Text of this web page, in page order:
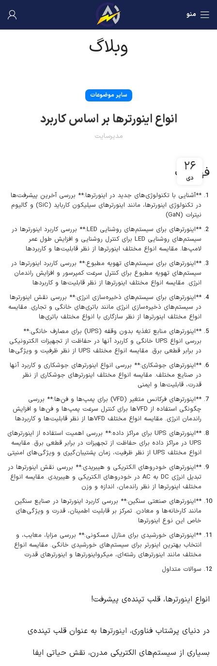
منو
وبلاگ
سایر موضوعات
انواع اینورترها بر اساس کاربرد
مدیرسایت
۲۶
دی
فهرست
**آشنایی با تکنولوژی‌های جدید در اینورترها:** بررسی آخرین پیشرفت‌ها
در تکنولوژی اینورترها، مانند اینورترهای سیلیکون کارباید (SiC) و گالیوم
نیترات (GaN)
**اینورترهای برای سیستم‌های روشنایی LED:** بررسی کاربرد اینورترها در
سیستم‌های روشنایی LED برای کنترل روشنایی و افزایش طول عمر
لامپ‌ها. مقایسه انواع مختلف اینورترها از نظر قابلیت‌ها و کاربردها
**اینورترهای برای سیستم‌های تهویه مطبوع:** بررسی کاربرد اینورترها در
سیستم‌های تهویه مطبوع برای کنترل سرعت کمپرسور و افزایش راندمان
انرژی. مقایسه انواع مختلف اینورترها از نظر قابلیت‌ها و کاربردها
**اینورترهای برای سیستم‌های ذخیره‌سازی انرژی:** بررسی نقش اینورترها
در سیستم‌های ذخیره‌سازی انرژی مانند باتری‌های خانگی و تجاری. مقایسه
انواع مختلف اینورترها از نظر سازگاری با انواع مختلف باتری‌ها
**اینورترهای منابع تغذیه بدون وقفه (UPS) برای مصارف خانگی:**
بررسی انواع UPS خانگی و کاربرد آنها در حفاظت از تجهیزات الکترونیکی
در برابر قطعی برق. مقایسه انواع مختلف UPS از نظر ظرفیت و ویژگی‌ها
**اینورترهای جوشکاری:** بررسی انواع اینورترهای جوشکاری و کاربرد آنها
در صنایع مختلف. مقایسه انواع مختلف اینورترهای جوشکاری از نظر
قدرت، قابلیت‌ها و ایمنی
**اینورترهای فرکانس متغیر (VFD) برای پمپ‌ها و فن‌ها:** بررسی
چگونگی استفاده از VFDها برای کنترل سرعت پمپ‌ها و فن‌ها و افزایش
راندمان انرژی. مقایسه انواع مختلف VFDها از نظر قابلیت‌ها و کاربردها
**اینورترهای UPS برای مراکز داده:** بررسی اهمیت استفاده از اینورترهای
UPS در مراکز داده برای حفاظت از تجهیزات در برابر قطعی برق. مقایسه
انواع مختلف UPS از نظر ظرفیت، زمان پشتیبان‌گیری و ویژگی‌های امنیتی
**اینورترهای خودروهای الکتریکی و هیبریدی:** بررسی نقش اینورترها در
تبدیل انرژی DC به AC در خودروهای الکتریکی و هیبریدی. مقایسه انواع
مختلف اینورترها از نظر راندمان، اندازه و وزن
**اینورترهای صنعتی سنگین:** بررسی کاربرد اینورترها در صنایع سنگین
مانند کارخانه‌ها و معادن. تمرکز بر قابلیت اطمینان، قدرت و ویژگی‌های
خاص این نوع اینورترها
**اینورترهای خورشیدی برای منازل مسکونی:** بررسی مزایا، معایب، و
انتخاب بهترین اینورتر برای سیستم‌های خورشیدی خانگی. مقایسه انواع
مختلف مانند اینورترهای رشته‌ای، میکرواینورترها و اینورترهای قدرت
سوالات متداول
انواع اینورترها، قلب تپنده‌ی پیشرفت!
در دنیای پرشتاب فناوری، اینورترها به عنوان قلب تپنده‌ی
بسیاری از سیستم‌های الکتریکی مدرن، نقش حیاتی ایفا